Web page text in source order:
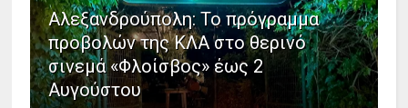
Αλεξανδρούπολη: Το πρόγραμμα
προβολών της ΚΛΑ στο θερινό
σινεμά «Φλοίσβος» έως 2
Αυγούστου